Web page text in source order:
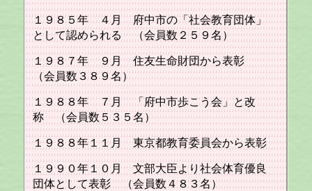
１９８５年 ４月 府中市の「社会教育団体」
として認められる （会員数２５９名）
１９８７年 ９月 住友生命財団から表彰
（会員数３８９名）
１９８８年 ７月 「府中市歩こう会」と改
称 （会員数５３５名）
１９８８年１１月 東京都教育委員会から表彰
１９９０年１０月 文部大臣より社会体育優良
団体として表彰 （会員数４８３名）